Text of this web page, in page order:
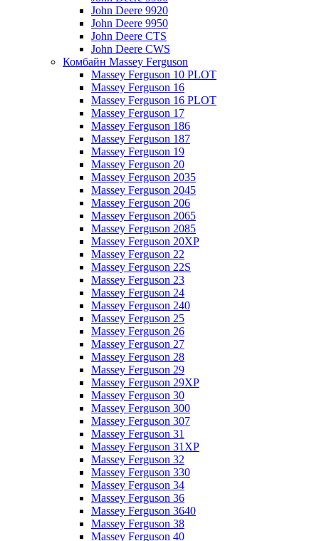
John Deere 9920
John Deere 9950
John Deere CTS
John Deere CWS
Комбайн Massey Ferguson
Massey Ferguson 10 PLOT
Massey Ferguson 16
Massey Ferguson 16 PLOT
Massey Ferguson 17
Massey Ferguson 186
Massey Ferguson 187
Massey Ferguson 19
Massey Ferguson 20
Massey Ferguson 2035
Massey Ferguson 2045
Massey Ferguson 206
Massey Ferguson 2065
Massey Ferguson 2085
Massey Ferguson 20XP
Massey Ferguson 22
Massey Ferguson 22S
Massey Ferguson 23
Massey Ferguson 24
Massey Ferguson 240
Massey Ferguson 25
Massey Ferguson 26
Massey Ferguson 27
Massey Ferguson 28
Massey Ferguson 29
Massey Ferguson 29XP
Massey Ferguson 30
Massey Ferguson 300
Massey Ferguson 307
Massey Ferguson 31
Massey Ferguson 31XP
Massey Ferguson 32
Massey Ferguson 330
Massey Ferguson 34
Massey Ferguson 36
Massey Ferguson 3640
Massey Ferguson 38
Massey Ferguson 40